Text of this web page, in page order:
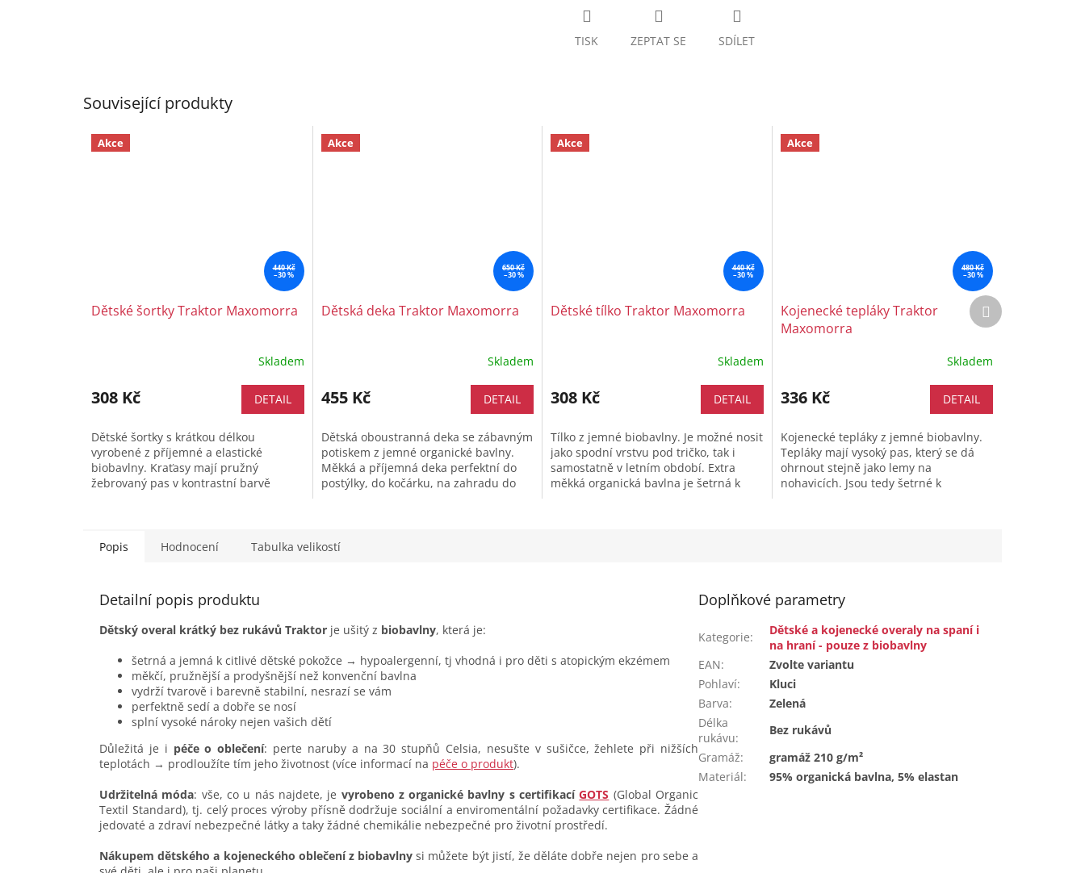
TISK ZEPTAT SE SDÍLET
Související produkty
Akce
440 Kč
–30 %
Dětské šortky Traktor Maxomorra
Skladem
308 Kč DETAIL
Dětské šortky s krátkou délkou
vyrobené z příjemné a elastické
biobavlny. Kraťasy mají pružný
žebrovaný pas v kontrastní barvě
Akce
650 Kč
–30 %
Dětská deka Traktor Maxomorra
Skladem
455 Kč DETAIL
Dětská oboustranná deka se zábavným
potiskem z jemné organické bavlny.
Měkká a příjemná deka perfektní do
postýlky, do kočárku, na zahradu do
Akce
440 Kč
–30 %
Dětské tílko Traktor Maxomorra
Skladem
308 Kč DETAIL
Tílko z jemné biobavlny. Je možné nosit
jako spodní vrstvu pod tričko, tak i
samostatně v letním období. Extra
měkká organická bavlna je šetrná k
Akce
480 Kč
–30 %
Kojenecké tepláky Traktor
Maxomorra
Skladem
336 Kč DETAIL
Kojenecké tepláky z jemné biobavlny.
Tepláky mají vysoký pas, který se dá
ohrnout stejně jako lemy na
nohavicích. Jsou tedy šetrné k
Další
produkt
Popis Hodnocení Tabulka velikostí
Detailní popis produktu
Dětský overal krátký bez rukávů Traktor je ušitý z biobavlny, která je:
šetrná a jemná k citlivé dětské pokožce → hypoalergenní, tj vhodná i pro děti s atopickým ekzémem
měkčí, pružnější a prodyšnější než konvenční bavlna
vydrží tvarově i barevně stabilní, nesrazí se vám
perfektně sedí a dobře se nosí
splní vysoké nároky nejen vašich dětí
Důležitá je i péče o oblečení: perte naruby a na 30 stupňů Celsia, nesušte v sušičce, žehlete při nižších
teplotách → prodloužíte tím jeho životnost (více informací na péče o produkt).
Udržitelná móda: vše, co u nás najdete, je vyrobeno z organické bavlny s certifikacíGOTS (Global Organic
Textil Standard), tj. celý proces výroby přísně dodržuje sociální a enviromentální požadavky certifikace. Žádné
jedovaté a zdraví nebezpečné látky a taky žádné chemikálie nebezpečné pro životní prostředí.
Nákupem dětského a kojeneckého oblečení z biobavlny si můžete být jistí, že děláte dobře nejen pro sebe a
Doplňkové parametry
Kategorie:
Dětské a kojenecké overaly na spaní i
na hraní - pouze z biobavlny
EAN:
Zvolte variantu
Pohlaví:
Kluci
Barva:
Zelená
Délka
rukávu:
Bez rukávů
Gramáž:
gramáž 210 g/m²
Materiál: 95% organická bavlna, 5% elastan